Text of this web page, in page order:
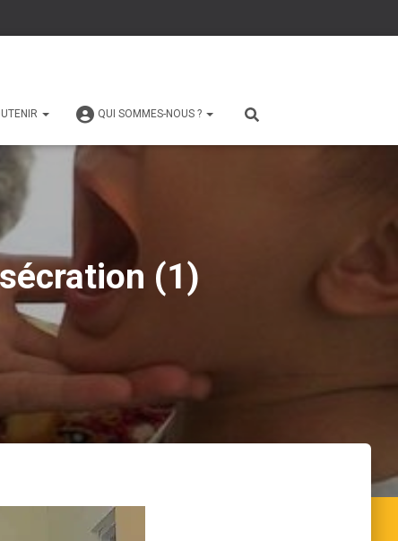
QUI SOMMES-NOUS ?
(1)